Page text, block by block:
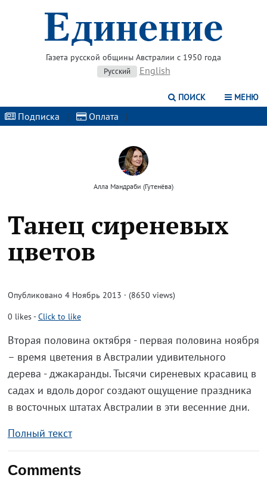
Газета русской общины Австралии с 1950 года
Русский English
ПОИСК МЕНЮ
Подписка | Оплата |
Алла Мандраби (Гутенёва)
Танец сиреневых
цветов
Опубликовано 4 Ноябрь 2013 · (8650 views)
0 likes-Click to like
Вторая половина октября - первая половина ноября
– время цветения в Австралии удивительного
дерева - джакаранды. Тысячи сиреневых красавиц в
садах и вдоль дорог создают ощущение праздника
в восточных штатах Австралии в эти весенние дни.
Полный текст
Comments